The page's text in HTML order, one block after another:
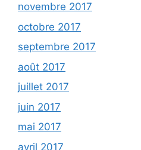
novembre 2017
octobre 2017
septembre 2017
août 2017
juillet 2017
juin 2017
mai 2017
avril 2017